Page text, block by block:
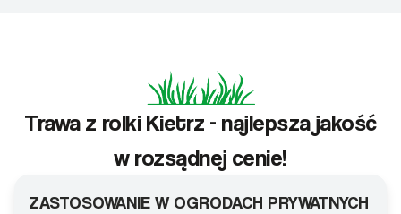
Trawa z rolki Kietrz - najlepsza jakość
w rozsądnej cenie!
ZASTOSOWANIE W OGRODACH PRYWATNYCH